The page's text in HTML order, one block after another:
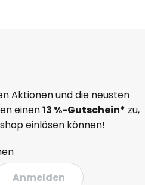
Aktionen und die neusten
einen13 %-Gutschein* zu,
einlösen können!
Anmelden